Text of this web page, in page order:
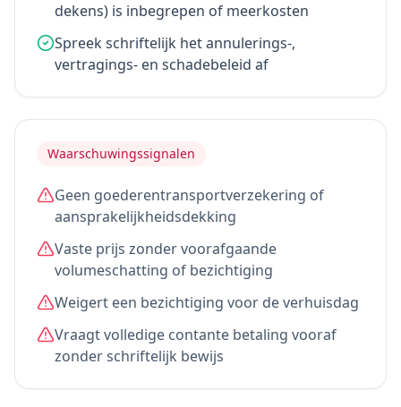
dekens) is inbegrepen of meerkosten
Spreek schriftelijk het annulerings-,
vertragings- en schadebeleid af
Waarschuwingssignalen
Geen goederentransportverzekering of
aansprakelijkheidsdekking
Vaste prijs zonder voorafgaande
volumeschatting of bezichtiging
Weigert een bezichtiging voor de verhuisdag
Vraagt volledige contante betaling vooraf
zonder schriftelijk bewijs